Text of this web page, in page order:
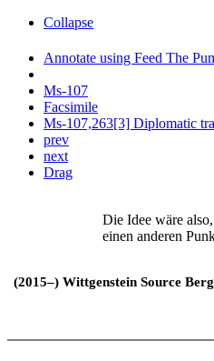
Collapse
Annotate using Feed The
Ms-107
Facsimile
Ms-107,263[3] Diplomatic
prev
next
Drag
Die Idee wäre
einen anderen
(2015–) Wittgenstein Source